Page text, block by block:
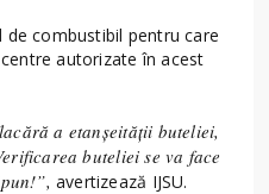
combustibil pentru care
autorizate în acest
a etanșeității buteliei,
buteliei se va face
avertizează IJSU.